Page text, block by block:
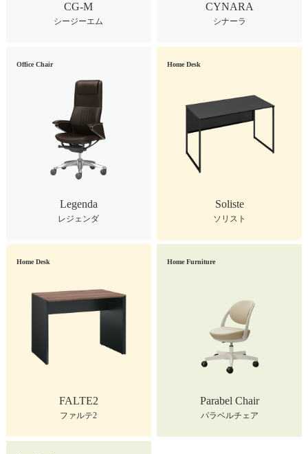
CG-M
シージーエム
CYNARA
シナーラ
Office Chair
Legenda
レジェンダ
Home Desk
Soliste
ソリスト
Home Desk
FALTE2
ファルテ2
Home Furniture
Parabel Chair
パラベルチェア